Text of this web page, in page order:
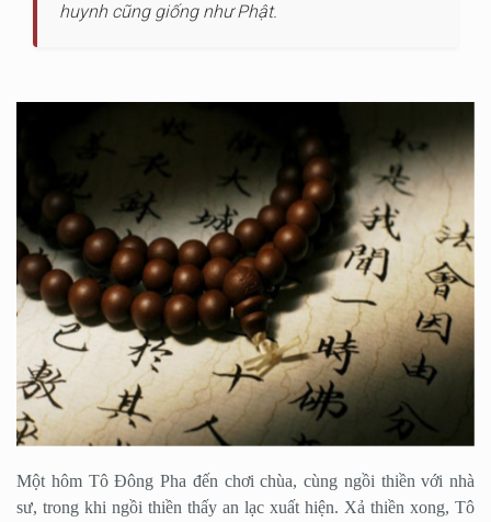
huynh cũng giống như Phật.
Một hôm Tô Đông Pha đến chơi chùa, cùng ngồi thiền với nhà
sư, trong khi ngồi thiền thấy an lạc xuất hiện. Xả thiền xong, Tô